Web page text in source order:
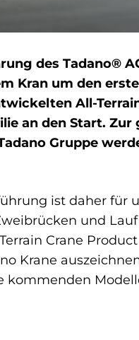
des Tadano®
Kran um den
All-
an den Start.
Gruppe
ist daher für
und
Crane
Krane
kommenden